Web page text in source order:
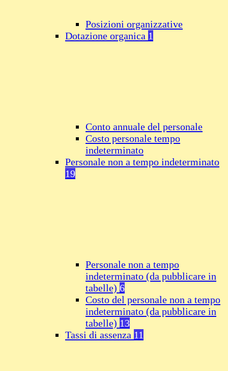
Posizioni organizzative
Dotazione organica 1
Conto annuale del personale
Costo personale tempo
indeterminato
Personale non a tempo indeterminato
19
Personale non a tempo
indeterminato (da pubblicare in
tabelle) 6
Costo del personale non a tempo
indeterminato (da pubblicare in
tabelle) 13
Tassi di assenza 11